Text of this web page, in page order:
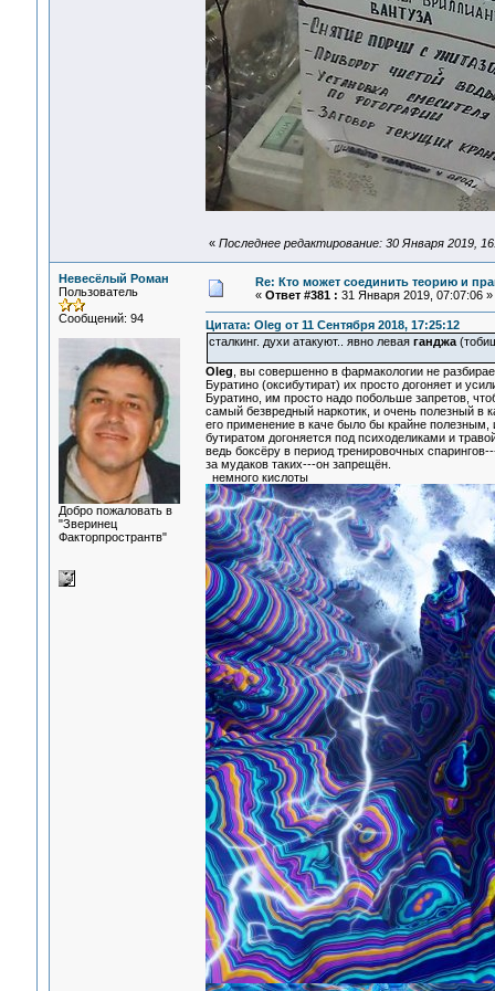
« Последнее редактирование: 30 Января 2019,
Невесёлый Роман
Пользователь
Сообщений: 94
Добро пожаловать в
"Зверинец
Факторпространтв"
Re: Кто может соединить теорию и
« Ответ #381 : 31 Января 2019, 07:07:06 »
Цитата: Oleg от 11 Сентября 2018, 17:25:12
сталкинг. духи атакуют.. явно левая ганджа
Oleg , вы совершенно в фармакологии не
Буратино (оксибутират) их просто догоняет и
Буратино, им просто надо побольше запретов,
самый безвредный наркотик, и очень полезный
его применение в каче было бы крайне полезным,
бутиратом догоняется под психоделиками и
ведь боксёру в период тренировочных
за мудаков таких---он запрещён.
немного кислоты